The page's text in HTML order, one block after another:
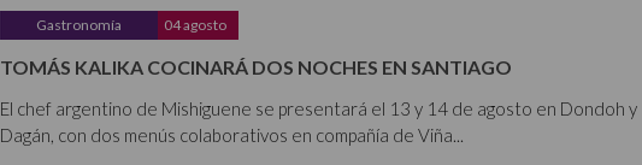
Gastronomía 04 agosto
TOMÁS KALIKA COCINARÁ DOS NOCHES EN SANTIAGO
El chef argentino de Mishiguene se presentará el 13 y 14 de agosto en Dondoh y
Dagán, con dos menús colaborativos en compañía de Viña...